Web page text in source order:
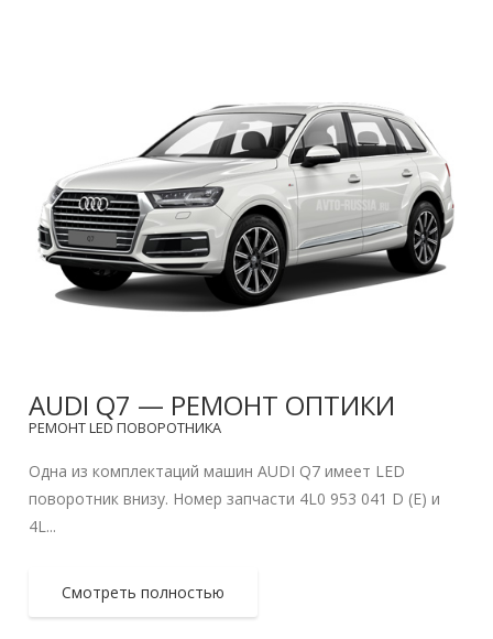
AUDI Q7 — РЕМОНТ ОПТИКИ
РЕМОНТ LED ПОВОРОТНИКА
Одна из комплектаций машин AUDI Q7 имеет LED
поворотник внизу. Номер запчасти 4L0 953 041 D (E) и
4L...
Смотреть полностью